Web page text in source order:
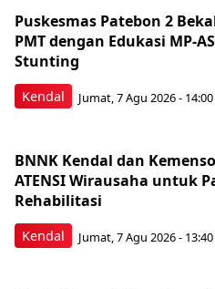
Kendal
Puskesmas Patebon 2
PMT dengan Edukasi MP-
Stunting
Jumat, 7 Agu 2026 - 14:00
Kendal
BNNK Kendal dan
ATENSI Wirausaha untuk
Rehabilitasi
Jumat, 7 Agu 2026 - 13:40